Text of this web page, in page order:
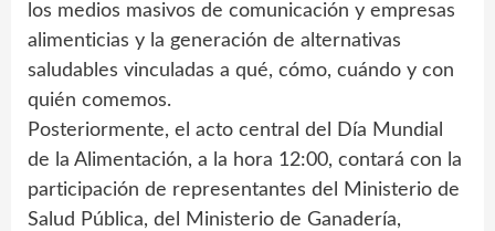
los medios masivos de comunicación y empresas
alimenticias y la generación de alternativas
saludables vinculadas a qué, cómo, cuándo y con
quién comemos.
Posteriormente, el acto central del Día Mundial
de la Alimentación, a la hora 12:00, contará con la
participación de representantes del Ministerio de
Salud Pública, del Ministerio de Ganadería,